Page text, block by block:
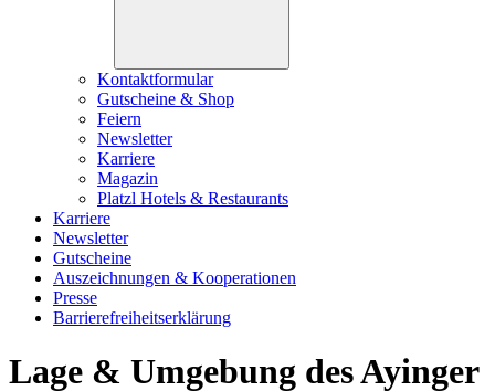
Kontaktformular
Gutscheine & Shop
Feiern
Newsletter
Karriere
Magazin
Platzl Hotels & Restaurants
Karriere
Newsletter
Gutscheine
Auszeichnungen & Kooperationen
Presse
Barrierefreiheitserklärung
Lage & Umgebung des Ayinger